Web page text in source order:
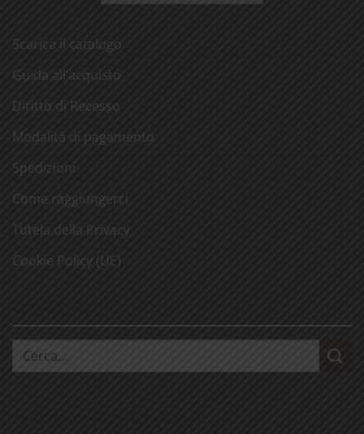
Scarica il catalogo
Guida all’acquisto
Diritto di Recesso
Modalità di pagamento
Spedizioni
Come raggiungerci
Tutela della Privacy
Cookie Policy (UE)
Cerca: